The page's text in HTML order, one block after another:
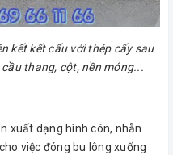
kết kết cấu với thép cấy sau
thang, cột, nền móng...
xuất dạng hình côn, nhẵn.
việc đóng bu lông xuống